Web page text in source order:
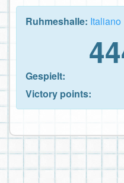
Ruhmeshalle: Italiano
Gespielt:
Victory points: